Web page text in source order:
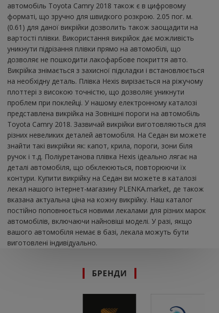
автомобіль Toyota Camry 2018 також є в цифровому
форматі, що зручно для швидкого розкрою. 2.05 пог. м.
(0.61) для даної викрійки дозволить також заощадити на
вартості плівки. Використання викрійок дає можливість
уникнути підрізання плівки прямо на автомобілі, що
дозволяє не пошкодити лакофарбове покриття авто.
Викрійка знімається з захисної підкладки і встановлюється
на необхідну деталь. Плівка Hexis вирізається на ріжучому
плоттері з високою точністю, що дозволяє уникнути
проблем при поклейці. У нашому електронному каталозі
представлена ​​викрійка на Зовнішні пороги на автомобіль
Toyota Camry 2018. Зазвичай викрійки виготовляються для
різних невеликих деталей автомобіля. На Седан ви можете
знайти такі викрійки як: капот, крила, пороги, зони біля
ручок і т.д. Поліуретанова плівка Hexis ідеально лягає на
деталі автомобіля, що обклеюються, повторюючи їх
контури. Купити викрійку на Седан ви можете в каталозі
лекал нашого інтернет-магазину PLENKA.market, де також
вказана актуальна ціна на кожну викрійку. Наш каталог
постійно поповнюється новими лекалами для різних марок
автомобілів, включаючи найновіші моделі. У разі, якщо
вашого автомобіля немає в базі, лекала можуть бути
виготовлені індивідуально.
БРЕНДИ